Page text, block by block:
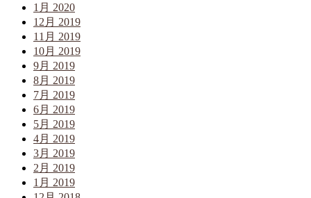
1月 2020
12月 2019
11月 2019
10月 2019
9月 2019
8月 2019
7月 2019
6月 2019
5月 2019
4月 2019
3月 2019
2月 2019
1月 2019